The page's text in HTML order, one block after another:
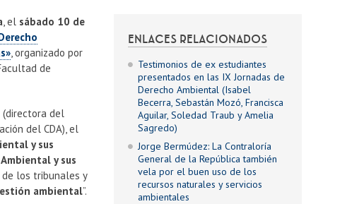
ENLACES RELACIONADOS
Testimonios de ex estudiantes
presentados en las IX Jornadas de
Derecho Ambiental (Isabel
Becerra, Sebastán Mozó, Francisca
Aguilar, Soledad Traub y Amelia
Sagredo)
Jorge Bermúdez: La Contraloría
General de la República también
vela por el buen uso de los
recursos naturales y servicios
ambientales
, el sábado 10 de
, organizado por
de
(directora del
del CDA), el
y sus
y sus
los tribunales y
ambiental”.